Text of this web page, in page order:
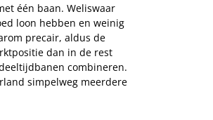
één baan. Weliswaar
loon hebben en weinig
precair, aldus de
dan in de rest
combineren.
simpelweg meerdere